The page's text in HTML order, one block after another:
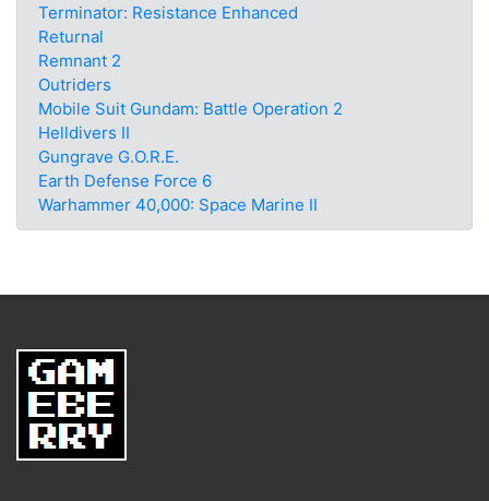
Terminator: Resistance Enhanced
Returnal
Remnant 2
Outriders
Mobile Suit Gundam: Battle Operation 2
Helldivers II
Gungrave G.O.R.E.
Earth Defense Force 6
Warhammer 40,000: Space Marine II